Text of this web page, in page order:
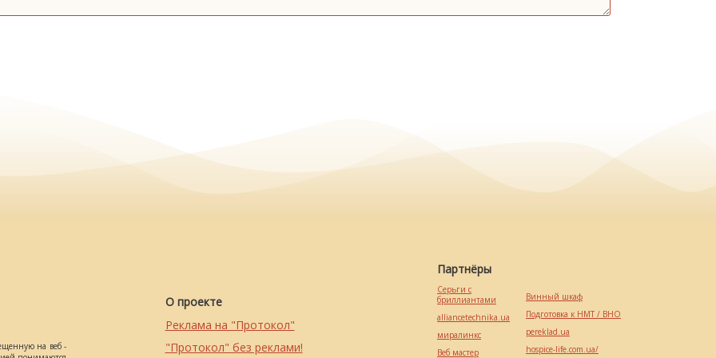
на веб -
О проекте
Реклама на "Протокол"
"Протокол" без реклами!
Партнёры
Серьги с
бриллиантами
alliancetechnika.ua
миралинкс
Веб мастер
Винный шкаф
Подготовка к НМТ / ВНО
pereklad.ua
hospice-life.com.ua/